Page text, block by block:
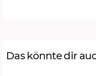
Das könnte dir